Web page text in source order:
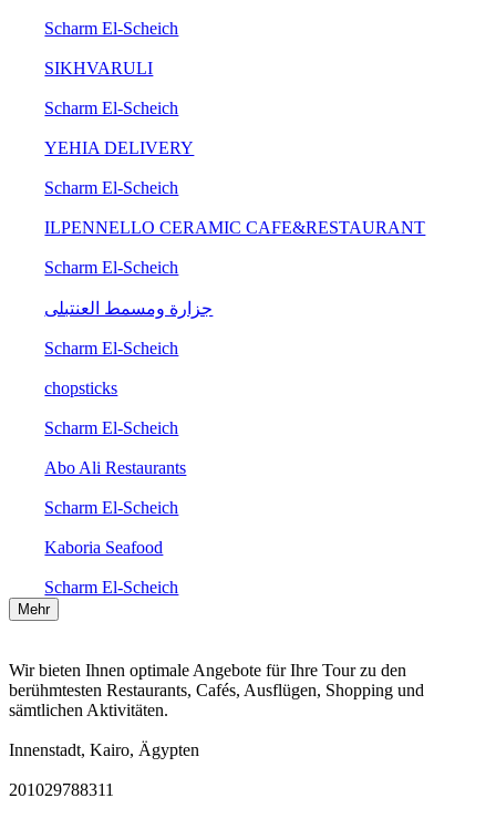
Scharm El-Scheich
SIKHVARULI
Scharm El-Scheich
YEHIA DELIVERY
Scharm El-Scheich
ILPENNELLO CERAMIC CAFE&RESTAURANT
Scharm El-Scheich
جزارة ومسمط العنتبلى
Scharm El-Scheich
chopsticks
Scharm El-Scheich
Abo Ali Restaurants
Scharm El-Scheich
Kaboria Seafood
Scharm El-Scheich
Mehr
Wir bieten Ihnen optimale Angebote für Ihre Tour zu den
berühmtesten Restaurants, Cafés, Ausflügen, Shopping und
sämtlichen Aktivitäten.
Innenstadt, Kairo, Ägypten
201029788311